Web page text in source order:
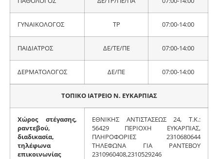
ΓΥΝΑΙΚΟΛΟΓΟΣ ΤΡ 07:00-14:00
ΠΑΙΔΙΑΤΡΟΣ ΔΕ/ΤΕ/ΠΕ 07:00-14:00
ΔΕΡΜΑΤΟΛΟΓΟΣ ΔΕ/ΠΕ 07:00-14:00
ΤΟΠΙΚΟ ΙΑΤΡΕΙΟ Ν. ΕΥΚΑΡΠΙΑΣ
Χώρος στέγασης,
ραντεβού,
διαδικασία,
τηλέφωνα
επικοινωνίας
ΕΘΝΙΚΗΣ ΑΝΤΙΣΤΑΣΕΩΣ 24, Τ.Κ.:
56429 ΠΕΡΙΟΧΗ ΕΥΚΑΡΠΙΑΣ,
ΠΛΗΡΟΦΟΡΙΕΣ 2310680644
ΤΗΛΕΦΩΝΑ ΓΙΑ ΡΑΝΤΕΒΟΥ
2310960408,2310529246